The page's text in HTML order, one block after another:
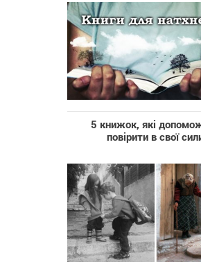
5 книжок, які
повірити в свої